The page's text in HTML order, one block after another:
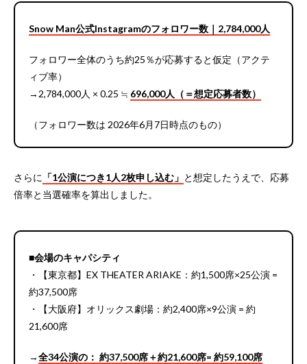
Snow Man公式Instagramのフォロワー数｜2,784,000人
フォロワー全体のうち約25％が応募すると仮定（アクテ
ィブ率）
→2,784,000人 × 0.25 ≒ 696,000人（＝想定応募者数）
（フォロワー数は 2026年6月7日時点のもの）
さらに 「1公演につき1人2枚申し込む」 と想定したうえで、応募
倍率と当選確率を算出しました。
■会場のキャパシティ
・【東京都】EX THEATER ARIAKE：約1,500席×25公演 =
約37,500席
・【大阪府】オリックス劇場：約2,400席×9公演 = 約
21,600席
→全34公演の： 約37,500席＋約21,600席= 約59,100席